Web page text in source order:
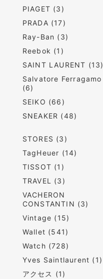
PIAGET (3)
PRADA (17)
Ray-Ban (3)
Reebok (1)
SAINT LAURENT (13)
Salvatore Ferragamo
(6)
SEIKO (66)
SNEAKER (48)
STORES (3)
TagHeuer (14)
TISSOT (1)
TRAVEL (3)
VACHERON
CONSTANTIN (3)
Vintage (15)
Wallet (541)
Watch (728)
Yves Saintlaurent (1)
アクセス (1)